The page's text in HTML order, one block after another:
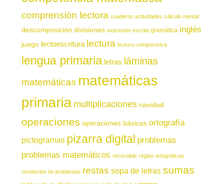
comprensión lectora cuaderno actividades cálculo mental
descomposición divisiones expresión escrita gramática inglés
juego lectoescritura lectura lectura comprensiva
lengua primaria letras láminas
matemáticas matemáticas
primaria multiplicaciones navidad
operaciones operaciones básicas ortografía
pictogramas pizarra digital problemas
problemas matemáticos recortable reglas ortográficas
resolución de problemas restas sopa de letras sumas